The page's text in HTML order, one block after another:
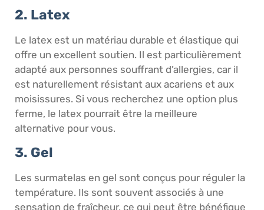
2. Latex
Le latex est un matériau durable et élastique qui
offre un excellent soutien. Il est particulièrement
adapté aux personnes souffrant d’allergies, car il
est naturellement résistant aux acariens et aux
moisissures. Si vous recherchez une option plus
ferme, le latex pourrait être la meilleure
alternative pour vous.
3. Gel
Les surmatelas en gel sont conçus pour réguler la
température. Ils sont souvent associés à une
sensation de fraîcheur, ce qui peut être bénéfique